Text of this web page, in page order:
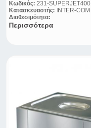
Κωδικός: 231-SUPERJET400
Κατασκευαστής: INTER-COM
Διαθεσιμότητα:
Περισσότερα